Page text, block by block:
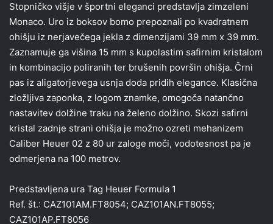
Stopničko višje v športni eleganci predstavlja zimzeleni
Monaco. Uro iz boksov bomo prepoznali po kvadratnem
ohišju iz nerjavečega jekla z dimenzijami 39 mm x 39 mm.
Zaznamuje ga višina 15 mm s kupolastim safirnim kristalom
in kombinacijo poliranih ter brušenih površin ohišja. Črni
pas iz aligatorjevega usnja doda pridih elegance. Klasična
zložljiva zaponka, z logom znamke, omogoča natančno
nastavitev dolžine traku na želeno dolžino. Skozi safirni
kristal zadnje strani ohišja je možno ozreti mehanizem
Caliber Heuer 02 z 80 ur zaloge moči, vodotesnost pa je
odmerjena na 100 metrov.
Predstavljena ura Tag Heuer Formula 1
Ref. št.: CAZ101AM.FT8054; CAZ101AN.FT8055;
CAZ101AP.FT8056